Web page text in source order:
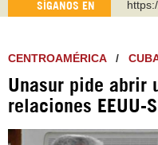
SÍGANOS EN
CENTROAMÉRICA/
Unasur pide abrir
relaciones EEUU-